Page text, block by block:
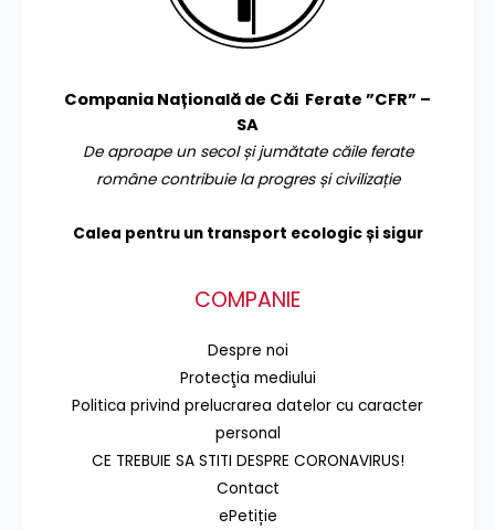
Compania Națională de Căi Ferate ”CFR” –
SA
De aproape un secol și jumătate căile ferate
române contribuie la progres și civilizație
Calea pentru un transport ecologic și sigur
COMPANIE
Despre noi
Protecţia mediului
Politica privind prelucrarea datelor cu caracter
personal
CE TREBUIE SA STITI DESPRE CORONAVIRUS!
Contact
ePetiție